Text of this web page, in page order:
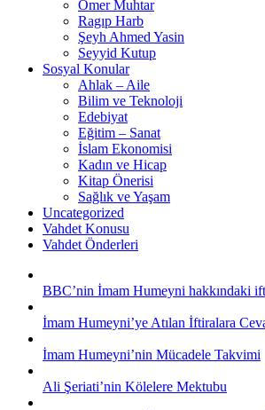
Ömer Muhtar
Ragıp Harb
Şeyh Ahmed Yasin
Seyyid Kutup
Sosyal Konular
Ahlak – Aile
Bilim ve Teknoloji
Edebiyat
Eğitim – Sanat
İslam Ekonomisi
Kadın ve Hicap
Kitap Önerisi
Sağlık ve Yaşam
Uncategorized
Vahdet Konusu
Vahdet Önderleri
BBC’nin İmam Humeyni hakkındaki
İmam Humeyni’ye Atılan İftiralara
İmam Humeyni’nin Mücadele Takvimi
Ali Şeriati’nin Kölelere Mektubu